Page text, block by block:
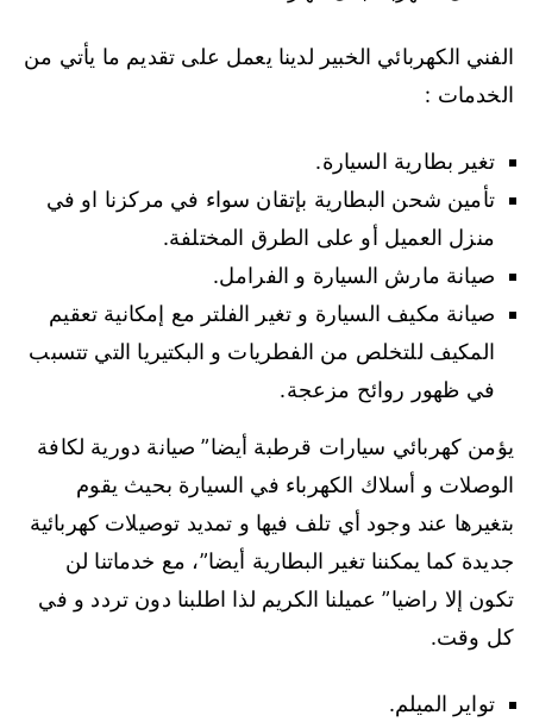
الفني الكهربائي الخبير لدينا يعمل على تقديم ما يأتي من
الخدمات :
تغير بطارية السيارة.
تأمين شحن البطارية بإتقان سواء في مركزنا او في
منزل العميل أو على الطرق المختلفة.
صيانة مارش السيارة و الفرامل.
صيانة مكيف السيارة و تغير الفلتر مع إمكانية تعقيم
المكيف للتخلص من الفطريات و البكتيريا التي تتسبب
في ظهور روائح مزعجة.
يؤمن كهربائي سيارات قرطبة أيضا” صيانة دورية لكافة
الوصلات و أسلاك الكهرباء في السيارة بحيث يقوم
بتغيرها عند وجود أي تلف فيها و تمديد توصيلات كهربائية
جديدة كما يمكننا تغير البطارية أيضا”، مع خدماتنا لن
تكون إلا راضيا” عميلنا الكريم لذا اطلبنا دون تردد و في
كل وقت.
تواير الميلم.